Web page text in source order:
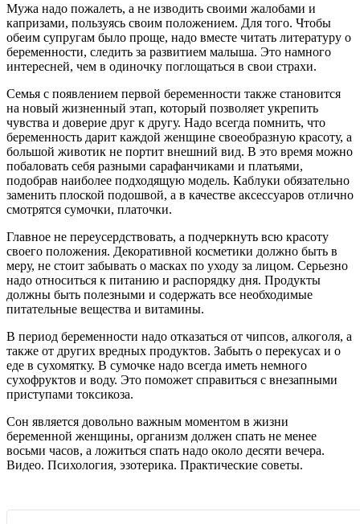
Мужа надо пожалеть, а не изводить своими жалобами и
капризами, пользуясь своим положением. Для того. Чтобы
обеим супругам было проще, надо вместе читать литературу о
беременности, следить за развитием малыша. Это намного
интересней, чем в одиночку поглощаться в свои страхи.
Семья с появлением первой беременности также становится
на новый жизненный этап, который позволяет укрепить
чувства и доверие друг к другу. Надо всегда помнить, что
беременность дарит каждой женщине своеобразную красоту, а
большой животик не портит внешний вид. В это время можно
побаловать себя разными сарафанчиками и платьями,
подобрав наиболее подходящую модель. Каблуки обязательно
заменить плоской подошвой, а в качестве аксессуаров отлично
смотрятся сумочки, платочки.
Главное не переусердствовать, а подчеркнуть всю красоту
своего положения. Декоративной косметики должно быть в
меру, не стоит забывать о масках по уходу за лицом. Серьезно
надо относиться к питанию и распорядку дня. Продукты
должны быть полезными и содержать все необходимые
питательные вещества и витамины.
В период беременности надо отказаться от чипсов, алкоголя, а
также от других вредных продуктов. Забыть о перекусах и о
еде в сухомятку. В сумочке надо всегда иметь немного
сухофруктов и воду. Это поможет справиться с внезапными
приступами токсикоза.
Сон является довольно важным моментом в жизни
беременной женщины, организм должен спать не менее
восьми часов, а ложиться спать надо около десяти вечера.
Видео. Психология, эзотерика. Практические советы.